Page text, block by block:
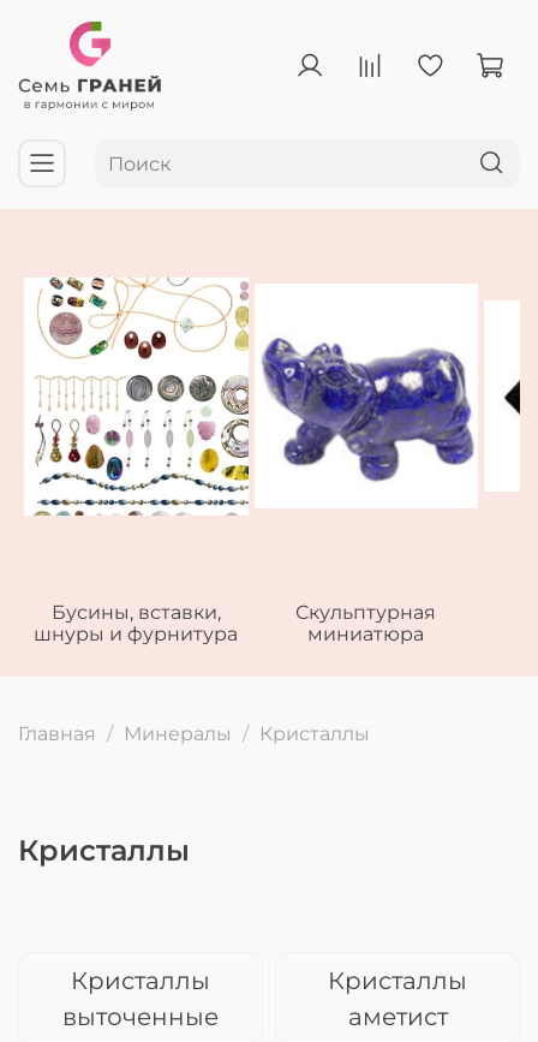
Бусины, вставки,
шнуры и фурнитура
Скульптурная
миниатюра
Главная Минералы Кристаллы
Кристаллы
Кристаллы
выточенные
Кристаллы
аметист